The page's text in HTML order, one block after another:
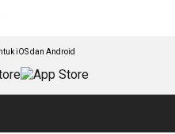
iOS dan Android